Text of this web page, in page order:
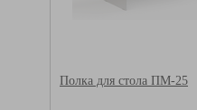
Полка для стола ПМ-25